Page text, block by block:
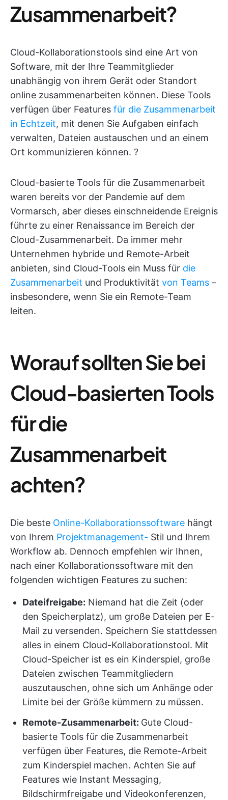
Zusammenarbeit?
Cloud-Kollaborationstools sind eine Art von
Software, mit der Ihre Teammitglieder
unabhängig von ihrem Gerät oder Standort
online zusammenarbeiten können. Diese Tools
verfügen über Features für die Zusammenarbeit
in Echtzeit, mit denen Sie Aufgaben einfach
verwalten, Dateien austauschen und an einem
Ort kommunizieren können. ?
Cloud-basierte Tools für die Zusammenarbeit
waren bereits vor der Pandemie auf dem
Vormarsch, aber dieses einschneidende Ereignis
führte zu einer Renaissance im Bereich der
Cloud-Zusammenarbeit. Da immer mehr
Unternehmen hybride und Remote-Arbeit
anbieten, sind Cloud-Tools ein Muss für die
Zusammenarbeit und Produktivität von Teams –
insbesondere, wenn Sie ein Remote-Team
leiten.
Worauf sollten Sie bei
Cloud-basierten Tools
für die
Zusammenarbeit
achten?
Die beste Online-Kollaborationssoftware hängt
von Ihrem Projektmanagement- Stil und Ihrem
Workflow ab. Dennoch empfehlen wir Ihnen,
nach einer Kollaborationssoftware mit den
folgenden wichtigen Features zu suchen:
Dateifreigabe: Niemand hat die Zeit (oder
den Speicherplatz), um große Dateien per E-
Mail zu versenden. Speichern Sie stattdessen
alles in einem Cloud-Kollaborationstool. Mit
Cloud-Speicher ist es ein Kinderspiel, große
Dateien zwischen Teammitgliedern
auszutauschen, ohne sich um Anhänge oder
Limite bei der Größe kümmern zu müssen.
Remote-Zusammenarbeit: Gute Cloud-
basierte Tools für die Zusammenarbeit
verfügen über Features, die Remote-Arbeit
zum Kinderspiel machen. Achten Sie auf
Features wie Instant Messaging,
Bildschirmfreigabe und Videokonferenzen,